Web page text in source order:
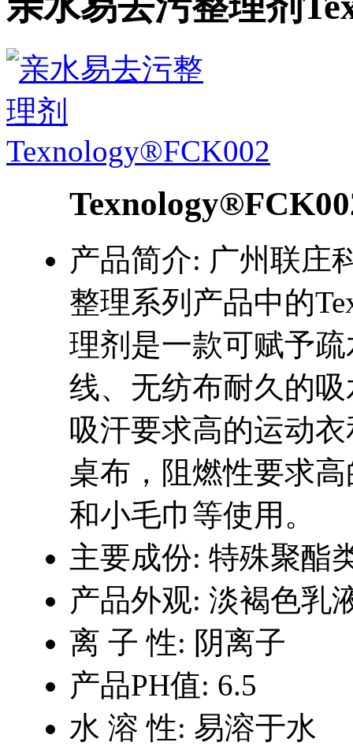
产品简介: 广州联庄
整理系列产品中的
理剂是一款可赋予
线、无纺布耐久的
吸汗要求高的运动
桌布，阻燃性要求
和小毛巾等使用。
主要成份: 特殊聚酯
产品外观: 淡褐色乳
离 子 性: 阴离子
产品PH值: 6.5
水 溶 性: 易溶于水